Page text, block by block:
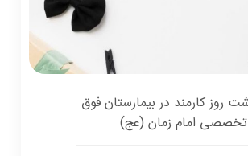
روز کارمند در بیمارستان فوق
تخصصی امام زمان (عج)